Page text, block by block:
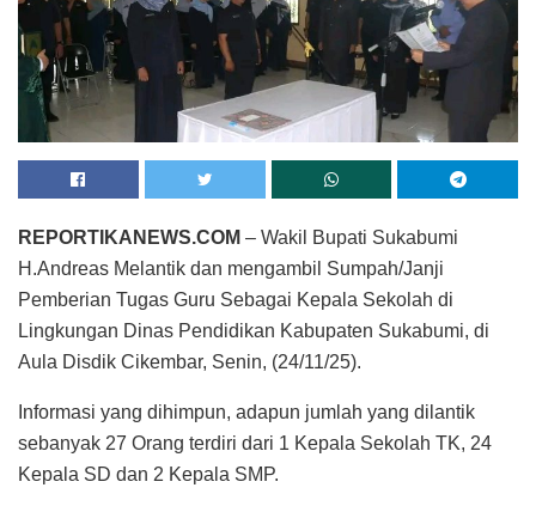
REPORTIKANEWS.COM – Wakil Bupati Sukabumi
H.Andreas Melantik dan mengambil Sumpah/Janji
Pemberian Tugas Guru Sebagai Kepala Sekolah di
Lingkungan Dinas Pendidikan Kabupaten Sukabumi, di
Aula Disdik Cikembar, Senin, (24/11/25).
Informasi yang dihimpun, adapun jumlah yang dilantik
sebanyak 27 Orang terdiri dari 1 Kepala Sekolah TK, 24
Kepala SD dan 2 Kepala SMP.